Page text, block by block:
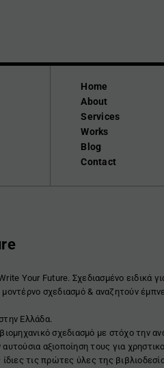
Home
About
Services
Works
Blog
Contact
Your Future. Σχεδιασμένο ειδικά
σχεδιασμό & αναζητούν
Ελλάδα.
σχεδιασμό με στόχο την
αξιοποίηση τους για
τις πρώτες ύλες της